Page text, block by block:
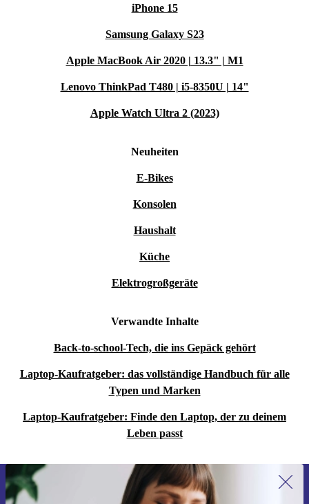
iPhone 15
Samsung Galaxy S23
Apple MacBook Air 2020 | 13.3" | M1
Lenovo ThinkPad T480 | i5-8350U | 14"
Apple Watch Ultra 2 (2023)
Neuheiten
E-Bikes
Konsolen
Haushalt
Küche
Elektrogroßgeräte
Verwandte Inhalte
Back-to-school-Tech, die ins Gepäck gehört
Laptop-Kaufratgeber: das vollständige Handbuch für alle
Typen und Marken
Laptop-Kaufratgeber: Finde den Laptop, der zu deinem
Leben passt
Erstmals zum Newsletter anmelden,